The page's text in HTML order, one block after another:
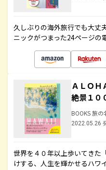
久しぶりの海外旅行でも大丈
ニックがつまった24ページの
ＡＬＯＨ
絶景１０
BOOKS 旅の
2022.05.26
世界を４０年以上歩いてきた
けする、人生を輝かせるハワ